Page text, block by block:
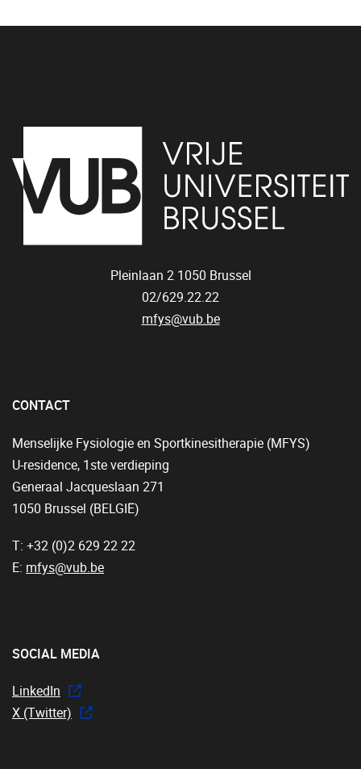
Pleinlaan 2 1050 Brussel
02/629.22.22
mfys@vub.be
CONTACT
Menselijke Fysiologie en Sportkinesitherapie (MFYS)
U-residence, 1ste verdieping
Generaal Jacqueslaan 271
1050 Brussel (BELGIË)
T: +32 (0)2 629 22 22
E: mfys@vub.be
SOCIAL MEDIA
LinkedIn
X (Twitter)